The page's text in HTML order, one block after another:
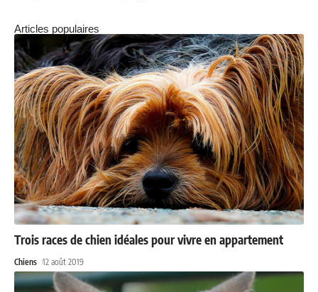
Articles populaires
Trois races de chien idéales pour vivre en appartement
Chiens 12 août 2019